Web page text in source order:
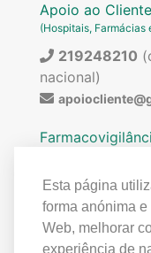
Esta página
forma anónima
Web, melhorar
experiência de
Apoio ao Cliente
(Hospitais, Farmácias
219248210
nacional)
medicamentos ou
com
contactar:
219849300